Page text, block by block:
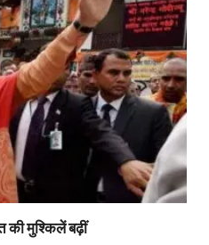
की मुश्किलें बढ़ीं